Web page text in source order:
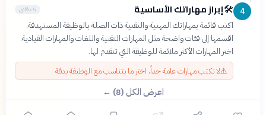
4
🛠️إبراز مهاراتك الأساسية 5 دقائق
اكتب قائمة بمهاراتك المهنية والتقنية ذات الصلة بالوظيفة المستهدفة.
اقسمها إلى فئات واضحة مثل المهارات التقنية واللغات والمهارات القيادية.
اختر المهارات الأكثر ملائمة للوظيفة التي تتقدم لها.
⚠️لا تكتب مهارات عامة جداً، اختر ما يتناسب مع الوظيفة بدقة
اعرض الكل (8) ←